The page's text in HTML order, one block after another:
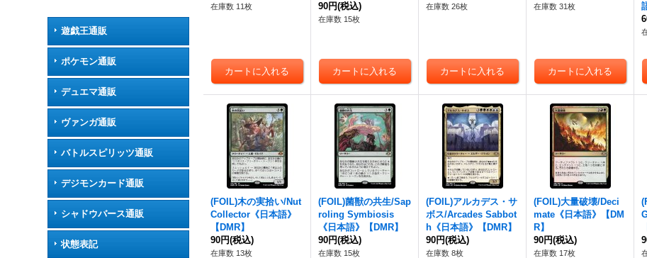
遊戯王通販
ポケモン通販
デュエマ通販
ヴァンガ通販
バトルスピリッツ通販
デジモンカード通販
シャドウバース通販
状態表記
在庫数 11枚
90円(税込)
在庫数 15枚
在庫数 26枚 在庫数 31枚
(FOIL)木の実拾い/Nut
Collector《日本語》
【DMR】
90円(税込)
在庫数 13枚
(FOIL)菌獣の共生/Sap
roling Symbiosis
《日本語》【DMR】
90円(税込)
在庫数 15枚
(FOIL)アルカデス・サ
ボス/Arcades Sabbot
h《日本語》【DMR】
90円(税込)
在庫数 8枚
(FOIL)大量破壊/Deci
mate《日本語》【DM
R】
90円(税込)
在庫数 17枚